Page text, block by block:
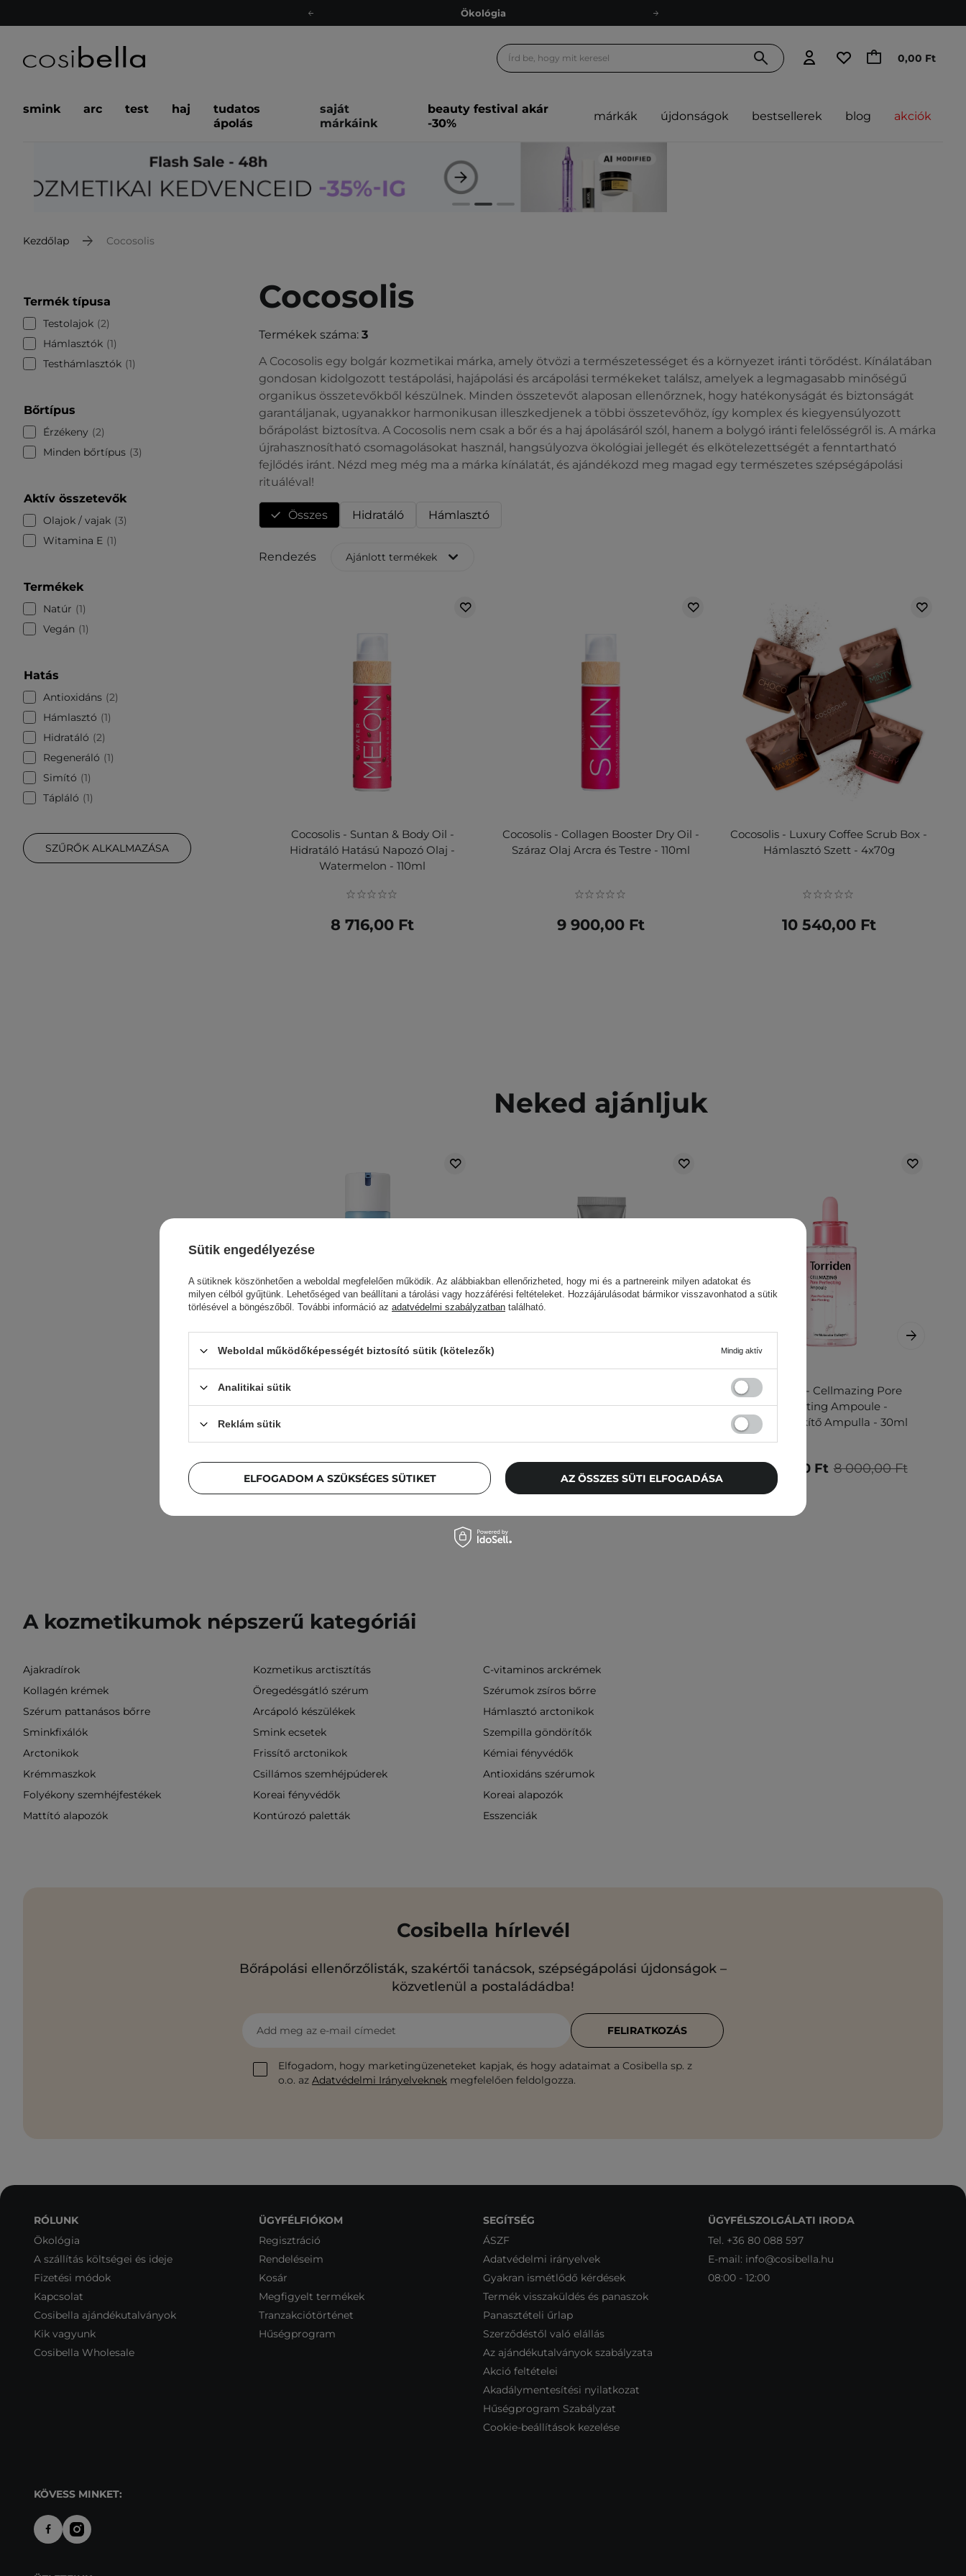
Ökológia
Ingyenes szállítás 15 000 Ft-tól
Ökológia
0,00 Ft
smink arc test haj
tudatos
ápolás
saját
márkáink
beauty festival akár
-30%
márkák újdonságok bestsellerek blog akciók
Kezdőlap Cocosolis
Termék típusa
Testolajok 2
Hámlasztók 1
Testhámlasztók 1
Bőrtípus
Érzékeny
2
Minden bőrtípus 3
Aktív összetevők
Olajok / vajak 3
Witamina E 1
Termékek
Natúr
1
Vegán
1
Hatás
Antioxidáns 2
Hámlasztó
1
Hidratáló
2
Regeneráló
1
Simító
1
Tápláló
1
SZŰRŐK ALKALMAZÁSA
Cocosolis
Termékek száma: 3
A Cocosolis egy bolgár kozmetikai márka, amely ötvözi a természetességet és a környezet iránti törődést. Kínálatában
gondosan kidolgozott testápolási, hajápolási és arcápolási termékeket találsz, amelyek a legmagasabb minőségű
organikus összetevőkből készülnek. Minden összetevőt alaposan ellenőrznek, hogy hatékonyságát és biztonságát
garantáljanak, ugyanakkor harmonikusan illeszkedjenek a többi összetevőhöz, így komplex és kiegyensúlyozott
bőrápolást biztosítva. A Cocosolis nem csak a bőr és a haj ápolásáról szól, hanem a bolygó iránti felelősségről is. A márka
újrahasznosítható csomagolásokat használ, hangsúlyozva ökológiai jellegét és elkötelezettségét a fenntartható
fejlődés iránt. Nézd meg még ma a márka kínálatát, és ajándékozd meg magad egy természetes szépségápolási
rituáléval!
Összes Hidratáló Hámlasztó
Rendezés Ajánlott termékek
Cocosolis - Suntan & Body Oil -
Hidratáló Hatású Napozó Olaj -
Watermelon - 110ml
8 716,00 Ft
Cocosolis - Collagen Booster Dry Oil -
Száraz Olaj Arcra és Testre - 110ml
9 900,00 Ft
Cocosolis - Luxury Coffee Scrub Box -
Hámlasztó Szett - 4x70g
10 540,00 Ft
Neked ajánljuk
Torriden - Dive-In For Men All In
One - Hidratáló Arcemulzió - 200g
7 200,00 Ft
és Kíméletes Öregedésgátló
Torriden - Cellmazing Pore
Perfecting Ampoule -
Pórusszűkítő Ampulla - 30ml
8 000,00 Ft
6 800,00 Ft
A kozmetikumok népszerű kategóriái
Ajakradírok Kozmetikus arctisztítás
C-vitaminos arckrémek
Kollagén krémek
Öregedésgátló szérum
Szérumok zsíros bőrre
Szérum pattanásos bőrre
Arcápoló készülékek
Hámlasztó arctonikok
Sminkfixálók
Smink ecsetek
Szempilla göndörítők
Arctonikok
Frissítő arctonikok
Kémiai fényvédők
Krémmaszkok
Csillámos szemhéjpúderek
Antioxidáns szérumok
Folyékony szemhéjfestékek
Koreai fényvédők
Koreai alapozók
Mattító alapozók
Kontúrozó paletták Esszenciák
Cosibella hírlevél
Bőrápolási ellenőrzőlisták, szakértői tanácsok, szépségápolási újdonságok –
közvetlenül a postaládádba!
Add meg az e-mail címedet
Elfogadom, hogy marketingüzeneteket kapjak, és hogy adataimat a Cosibella sp. z
o.o. az Adatvédelmi Irányelveknek megfelelően feldolgozza.
FELIRATKOZÁS
RÓLUNK
Ökológia
A szállítás költségei és ideje
Fizetési módok
Kapcsolat
Cosibella ajándékutalványok
Kik vagyunk
Cosibella Wholesale
ÜGYFÉLFIÓKOM
Regisztráció
Rendeléseim
Kosár
Megfigyelt termékek
Tranzakciótörténet
Hűségprogram
SEGÍTSÉG
ÁSZF
Adatvédelmi irányelvek
Gyakran ismétlődő kérdések
Termék visszaküldés és panaszok
Panasztételi űrlap
Szerződéstől való elállás
Az ajándékutalványok szabályzata
Akció feltételei
Akadálymentesítési nyilatkozat
Hűségprogram Szabályzat
Cookie-beállítások kezelése
ÜGYFÉLSZOLGÁLATI IRODA
Tel. +36 80 088 597
E-mail: info@cosibella.hu
08:00 - 12:00
KÖVESS MINKET:
Sütik engedélyezése
A sütiknek köszönhetően a weboldal megfelelően működik. Az alábbiakban ellenőrizheted, hogy mi és a partnereink milyen adatokat és
milyen célból gyűjtünk. Lehetőséged van beállítani a tárolási vagy hozzáférési feltételeket. Hozzájárulásodat bármikor visszavonhatod a sütik
törlésével a böngészőből. További információ az adatvédelmi szabályzatban található.
Weboldal működőképességét biztosító sütik (kötelezők) Mindig aktív
Analitikai sütik
Reklám sütik
ELFOGADOM A SZÜKSÉGES SÜTIKET AZ ÖSSZES SÜTI ELFOGADÁSA